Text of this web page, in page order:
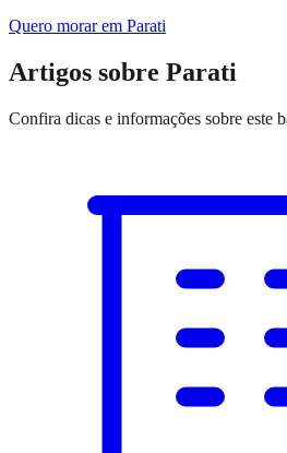
Quero morar em Parati
Artigos sobre Parati
Confira dicas e informações sobre este